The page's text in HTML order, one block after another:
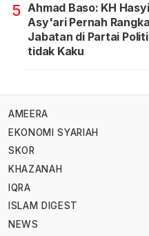
5 Ahmad Baso: KH
Asy'ari Pernah
Jabatan di Partai
tidak Kaku
AMEERA
EKONOMI SYARIAH
SKOR
KHAZANAH
IQRA
ISLAM DIGEST
NEWS